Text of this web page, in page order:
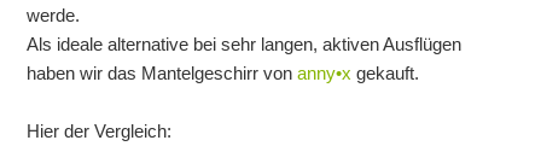
werde.
Als ideale alternative bei sehr langen, aktiven Ausflügen
haben wir das Mantelgeschirr vonanny•x gekauft.
Hier der Vergleich: